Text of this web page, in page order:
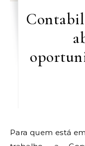
Para quem está em busca de uma oportunidade de